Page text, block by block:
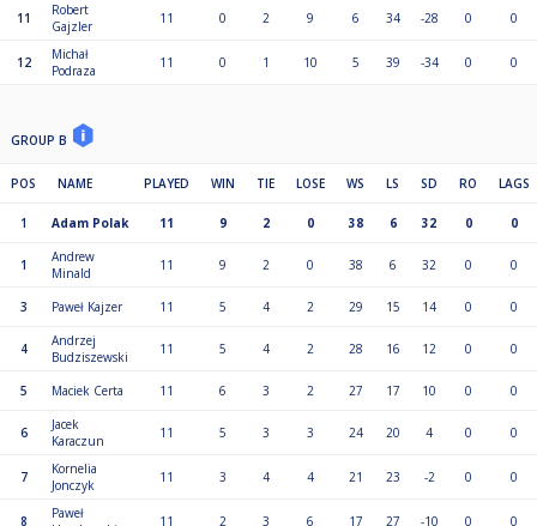
email: info@snooker.center
tel.: 602 777 633
11
Robert
Gajzler
11 0 2 9 6 34 -28 0 0
12
Michał
Podraza
11 0 1 10 5 39 -34 0 0
GROUP B
POS NAME PLAYED WIN TIE LOSE WS LS SD RO LAGS
1 Adam Polak 11 9 2 0 38 6 32 0 0
1
Andrew
Minald
11 9 2 0 38 6 32 0 0
3 Paweł Kajzer 11 5 4 2 29 15 14 0 0
4
Andrzej
Budziszewski
11 5 4 2 28 16 12 0 0
5 Maciek Certa 11 6 3 2 27 17 10 0 0
6
Jacek
Karaczun
11 5 3 3 24 20 4 0 0
7
Kornelia
Jonczyk
11 3 4 4 21 23 -2 0 0
8
Paweł
11 2 3 6 17 27 -10 0 0